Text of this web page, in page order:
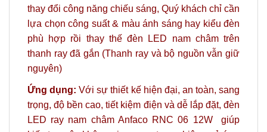
thay đổi công năng chiếu sáng, Quý khách chỉ cần
lựa chọn công suất & màu ánh sáng hay kiểu đèn
phù hợp rồi thay thế đèn LED nam châm trên
thanh ray đã gắn (Thanh ray và bộ nguồn vẫn giữ
nguyên)
Ứng dụng: Với sự thiết kế hiện đại, an toàn, sang
trọng, độ bền cao, tiết kiệm điện và dễ lắp đặt, đèn
LED ray nam châm AnfacoRNC 06 12W giúp